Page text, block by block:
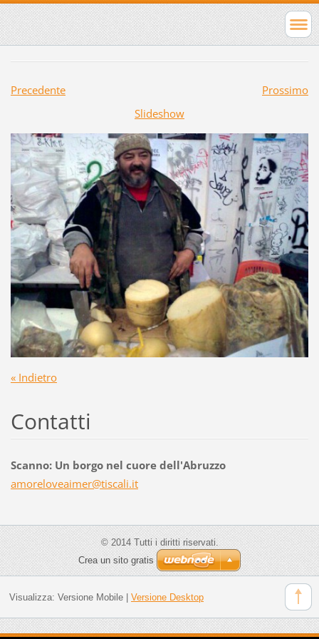
Precedente
Prossimo
Slideshow
« Indietro
Contatti
Scanno: Un borgo nel cuore dell'Abruzzo
amoreloveaimer@tiscali.it
© 2014 Tutti i diritti riservati.
Crea un sito gratis
Visualizza: Versione Mobile| Versione Desktop